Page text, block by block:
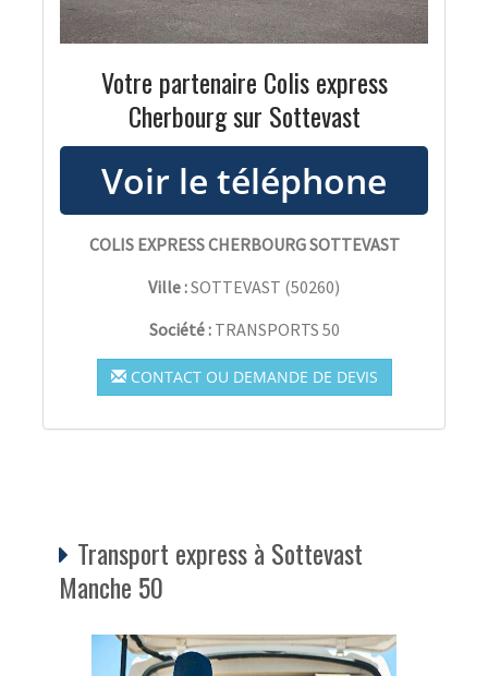
Votre partenaire Colis express
Cherbourg sur Sottevast
COLIS EXPRESS CHERBOURG SOTTEVAST
Ville :SOTTEVAST (50260)
Société : TRANSPORTS 50
CONTACT OU DEMANDE DE DEVIS
Transport express à Sottevast
Manche 50